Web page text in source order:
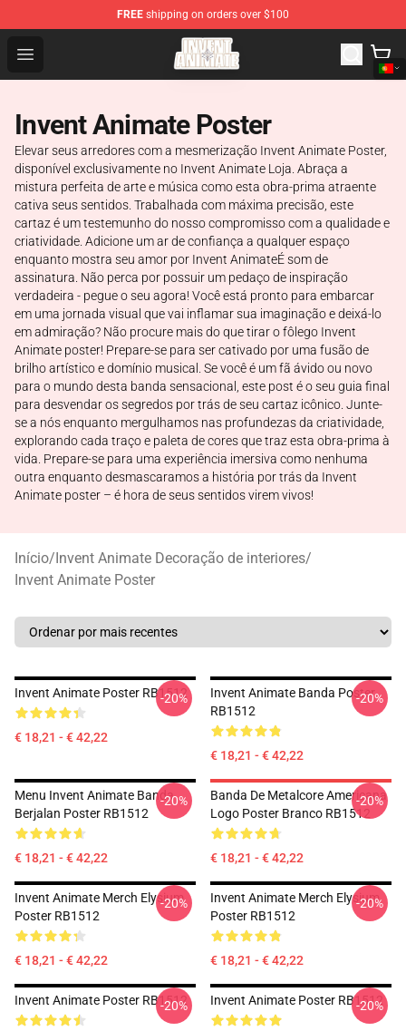
FREE shipping on orders over $100
Open menu
Invent Animate Shop - Official Invent Animate
Invent Animate Poster
Elevar seus arredores com a mesmerização Invent Animate Poster,
disponível exclusivamente no Invent Animate Loja. Abraça a
mistura perfeita de arte e música como esta obra-prima atraente
cativa seus sentidos. Trabalhada com máxima precisão, este
cartaz é um testemunho do nosso compromisso com a qualidade e
criatividade. Adicione um ar de confiança a qualquer espaço
enquanto mostra seu amor por Invent AnimateÉ som de
assinatura. Não perca por possuir um pedaço de inspiração
verdadeira - pegue o seu agora! Você está pronto para embarcar
em uma jornada visual que vai inflamar sua imaginação e deixá-lo
em admiração? Não procure mais do que tirar o fôlego Invent
Animate poster! Prepare-se para ser cativado por uma fusão de
brilho artístico e domínio musical. Se você é um fã ávido ou novo
para o mundo desta banda sensacional, este post é o seu guia final
para desvendar os segredos por trás de seu cartaz icônico. Junte-
se a nós enquanto mergulhamos nas profundezas da criatividade,
explorando cada traço e paleta de cores que traz esta obra-prima à
vida. Prepare-se para uma experiência imersiva como nenhuma
outra enquanto desmascaramos a história por trás da Invent
Animate poster – é hora de seus sentidos virem vivos!
Início/Invent Animate Decoração de interiores/
Invent Animate Poster
Invent Animate Poster RB1512
€ 18,21 - € 42,22
-20%
Invent Animate Banda Poster
RB1512
€ 18,21 - € 42,22
-20%
Menu Invent Animate Banda
Berjalan Poster RB1512
€ 18,21 - € 42,22
-20%
Banda De Metalcore Americana
Logo Poster Branco RB1512
€ 18,21 - € 42,22
-20%
Invent Animate Merch Elysium
Poster RB1512
€ 18,21 - € 42,22
-20%
Invent Animate Merch Elysium
Poster RB1512
€ 18,21 - € 42,22
-20%
Invent Animate Poster RB1512
-20% Invent Animate Poster RB1512
-20%